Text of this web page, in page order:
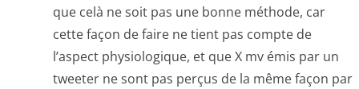
que celà ne soit pas une bonne méthode, car
cette façon de faire ne tient pas compte de
l’aspect physiologique, et que X mv émis par un
tweeter ne sont pas perçus de la même façon par